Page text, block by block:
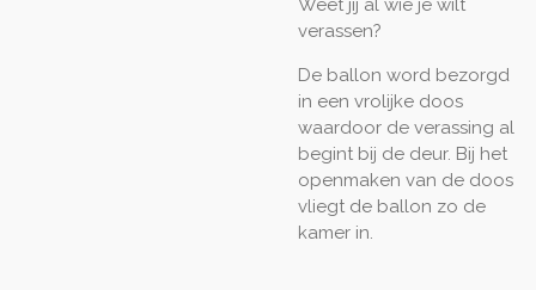
verassen?
De ballon word bezorgd
in een vrolijke doos
waardoor de verassing al
begint bij de deur. Bij het
openmaken van de doos
vliegt de ballon zo de
kamer in.